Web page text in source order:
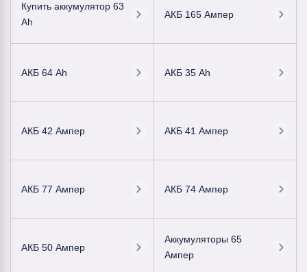
Купить аккумулятор 63
Ah
АКБ 165 Ампер
АКБ 64 Ah АКБ 35 Ah
АКБ 42 Ампер АКБ 41 Ампер
АКБ 77 Ампер АКБ 74 Ампер
АКБ 50 Ампер
Аккумуляторы 65
Ампер